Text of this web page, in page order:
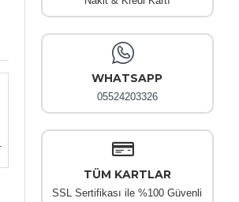
WHATSAPP
05524203326
TÜM KARTLAR
SSL Sertifikası ile %100 Güvenli